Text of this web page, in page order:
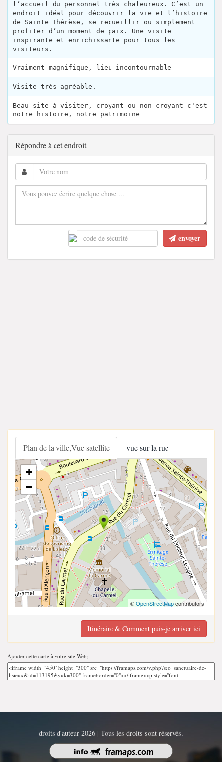
l’accueil du personnel très chaleureux. C’est un
endroit idéal pour découvrir la vie et l’histoire
de Sainte Thérèse, se recueillir ou simplement
profiter d’un moment de paix. Une visite
inspirante et enrichissante pour tous les
visiteurs.
Vraiment magnifique, lieu incontournable
Visite très agréable.
Beau site à visiter, croyant ou non croyant c'est
notre histoire, notre patrimoine
Répondre à cet endroit
envoyer
Plan de la ville,Vue satellite vue sur la rue
+
−
©OpenStreetMapcontributors
Itinéraire & Comment puis-je arriver ici
Ajouter cette carte à votre site Web;
droits d'auteur 2026 | Tous les droits sont réservés.